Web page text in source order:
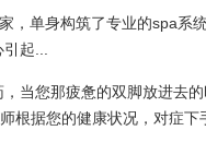
，单身构筑了专业的spa
引起...
当您那疲惫的双脚放进去
根据您的健康状况，对症